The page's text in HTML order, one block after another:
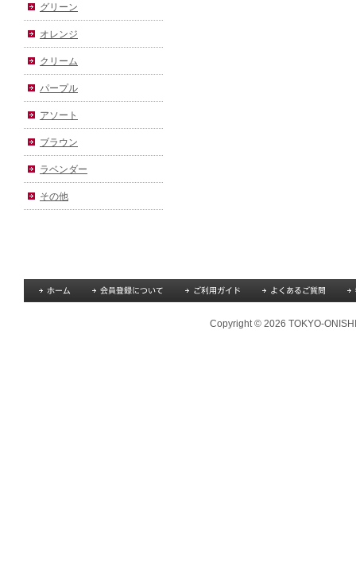
グリーン
オレンジ
クリーム
パープル
アソート
ブラウン
ラベンダー
その他
Copyright © 2026 TOKYO-